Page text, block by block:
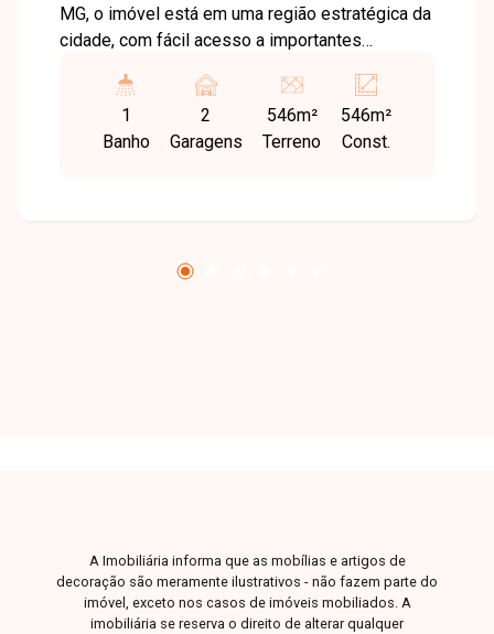
MG, o imóvel está em uma região estratégica da
cidade, com fácil acesso a importantes
vizinhos. Uma excelente localização para
empresas que buscam praticidade logística e
visibilidade para suas operações. Galpão 03
proporcionando melhor aproveitamento da área
1
Banho
2
Garagens
546m²
Terreno
546m²
Const.
A Imobiliária informa que as mobílias e artigos de
decoração são meramente ilustrativos - não fazem parte do
imóvel, exceto nos casos de imóveis mobiliados. A
imobiliária se reserva o direito de alterar qualquer